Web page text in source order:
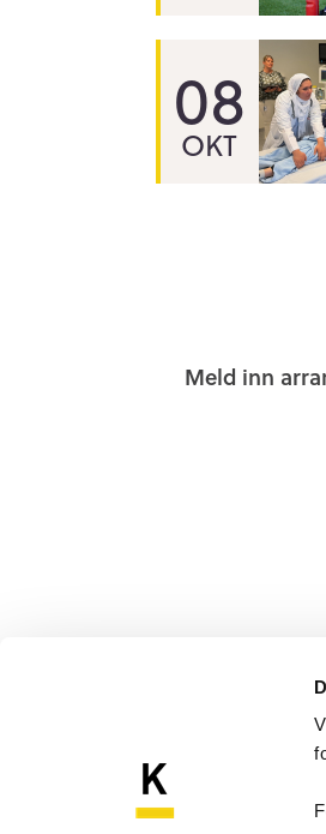
08
OKT
Meld inn